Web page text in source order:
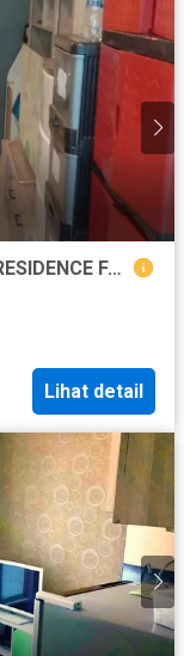
JUAL CEPAT – Apartement ASPEN RESIDENCE FATMAWATI
Lihat detail